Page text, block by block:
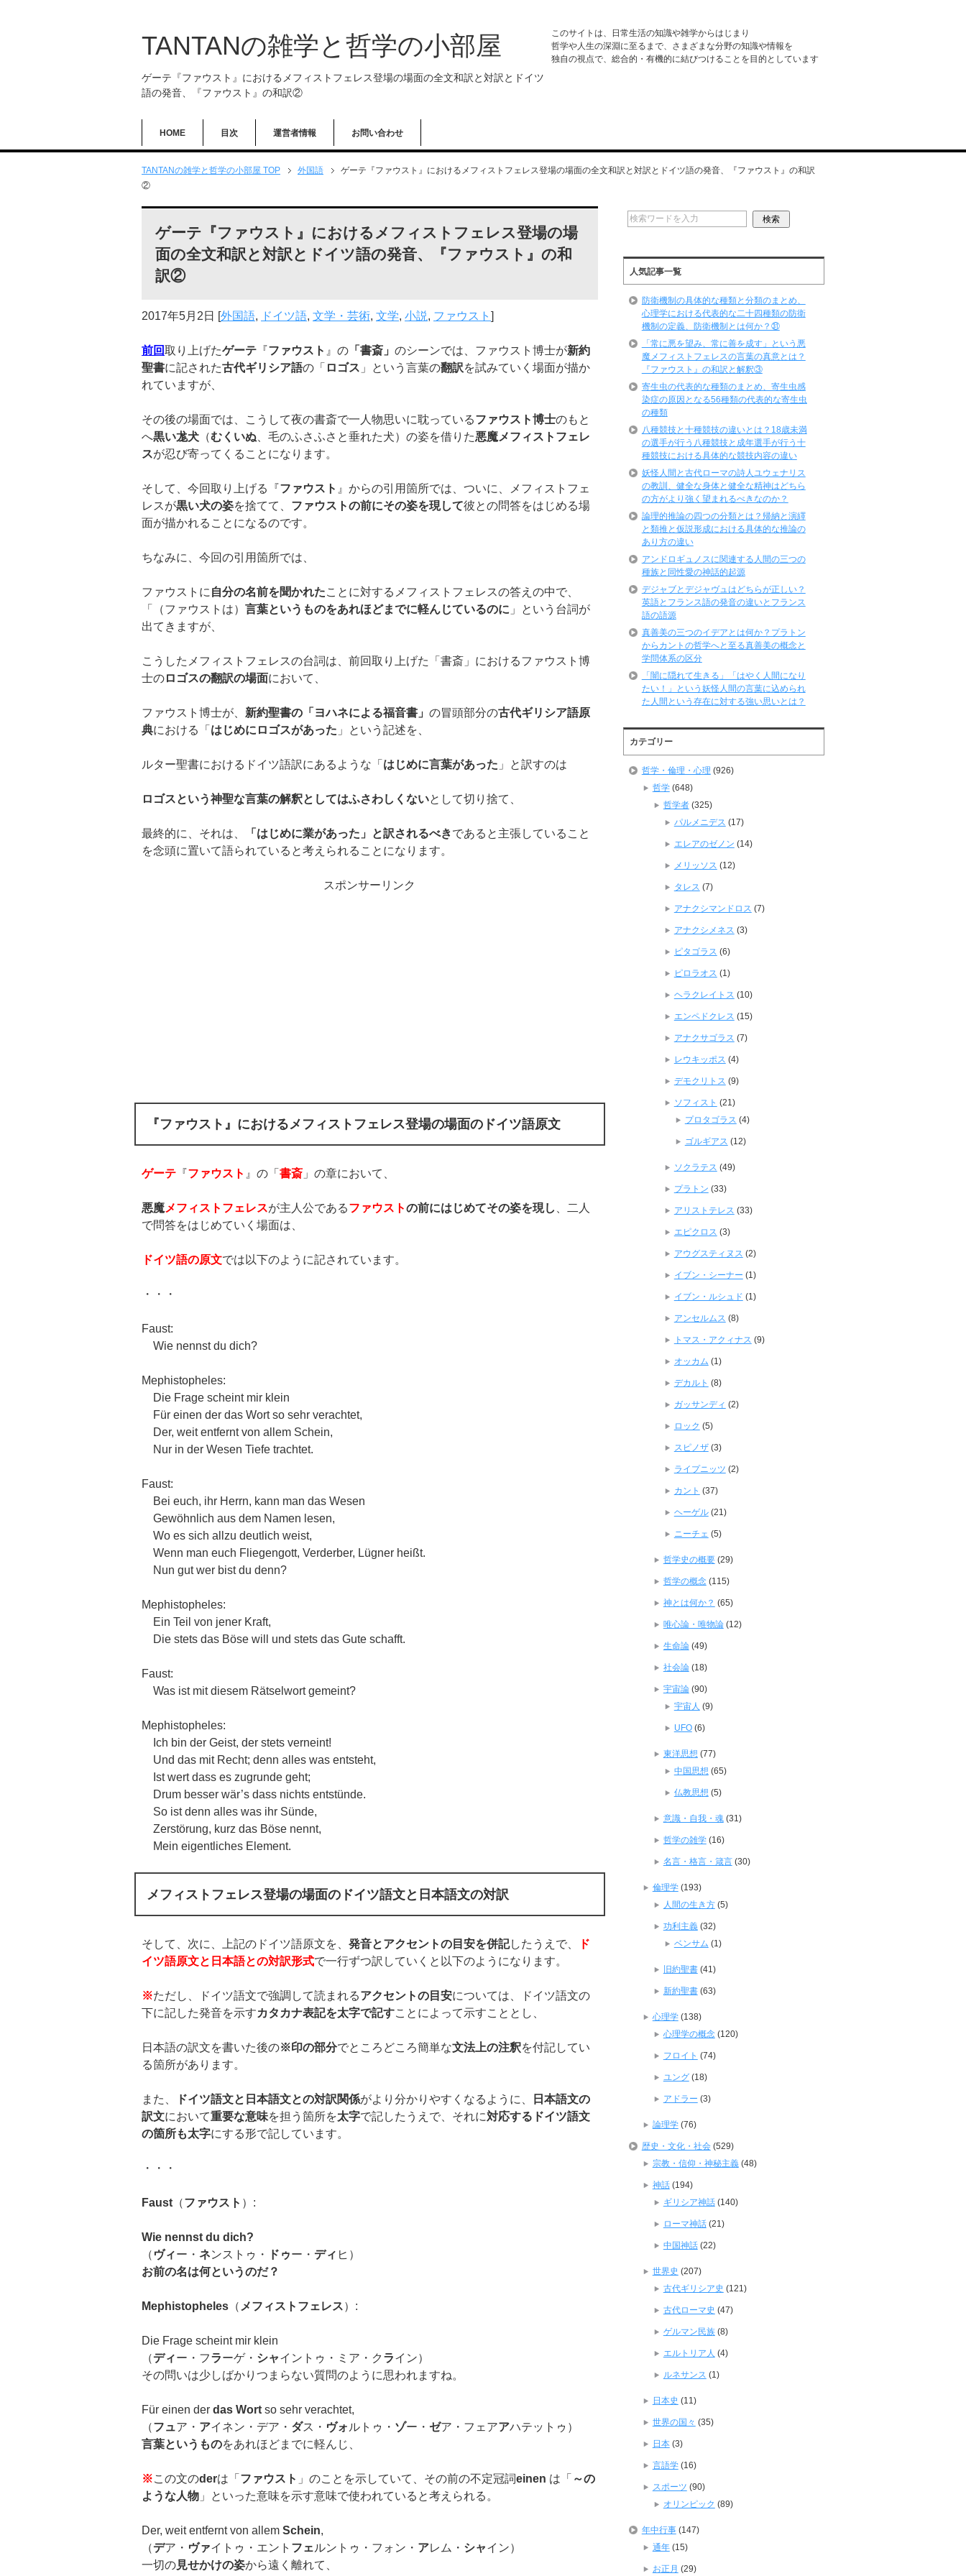
TANTANの雑学と哲学の小部屋
ゲーテ『ファウスト』におけるメフィストフェレス登場の場面の全文和訳と対訳とドイツ
語の発音、『ファウスト』の和訳②
このサイトは、日常生活の知識や雑学からはじまり
哲学や人生の深淵に至るまで、さまざまな分野の知識や情報を
独自の視点で、総合的・有機的に結びつけることを目的としています
HOME 目次 運営者情報 お問い合わせ
TANTANの雑学と哲学の小部屋 TOP 外国語
ゲーテ『ファウスト』におけるメフィストフェレス登場の場面の全文和訳と対訳とドイツ語の発音、『ファウスト』の和訳
②
ゲーテ『ファウスト』におけるメフィストフェレス登場の場
面の全文和訳と対訳とドイツ語の発音、『ファウスト』の和
訳②
2017年5月2日 [外国語, ドイツ語, 文学・芸術, 文学, 小説, ファウスト ]
前回取り上げたゲーテ 『ファウスト 』の 「書斎」 のシーンでは、ファウスト博士が新約
聖書に記された古代ギリシア語の「 ロゴス 」という言葉の翻訳を試みていく場面が描か
れていますが、
その後の場面では、こうして夜の書斎で一人物思いに耽っているファウスト博士のもと
へ黒い尨犬 （むくいぬ 、毛のふさふさと垂れた犬）の姿を借りた悪魔メフィストフェレ
スが忍び寄ってくることになります。
そして、今回取り上げる『ファウスト 』からの引用箇所では、ついに、メフィストフェ
レスが黒い犬の姿を捨てて、 ファウストの前にその姿を現して彼との問答をはじめる場
面が描かれることになるのです。
ちなみに、今回の引用箇所では、
ファウストに 自分の名前を聞かれたことに対するメフィストフェレスの答えの中で、
「（ファウストは） 言葉というものをあれほどまでに軽んじているのに 」という台詞が
出てきますが、
こうしたメフィストフェレスの台詞は、前回取り上げた「書斎」におけるファウスト博
士のロゴスの翻訳の場面において、
ファウスト博士が、 新約聖書の「 ヨハネによる福音書」 の冒頭部分の古代ギリシア語原
典における「 はじめにロゴスがあった 」という記述を、
ルター聖書におけるドイツ語訳にあるような「 はじめに言葉があった 」と訳すのは
ロゴスという神聖な言葉の解釈としてはふさわしくないとして切り捨て、
最終的に、それは、 「はじめに業があった」と訳されるべきであると主張していること
を念頭に置いて語られていると考えられることになります。
スポンサーリンク
『ファウスト』におけるメフィストフェレス登場の場面のドイツ語原文
ゲーテ 『ファウスト 』の「 書斎 」の章において、
悪魔メフィストフェレスが主人公であるファウストの前にはじめてその姿を現し
、二人
で問答をはじめていく場面は、
ドイツ語の原文では以下のように記されています。
・・・
Faust:
Wie nennst du dich?
Mephistopheles:
Die Frage scheint mir klein
Für einen der das Wort so sehr verachtet,
Der, weit entfernt von allem Schein,
Nur in der Wesen Tiefe trachtet.
Faust:
Bei euch, ihr Herrn, kann man das Wesen
Gewöhnlich aus dem Namen lesen,
Wo es sich allzu deutlich weist,
Wenn man euch Fliegengott, Verderber, Lügner heißt.
Nun gut wer bist du denn?
Mephistopheles:
Ein Teil von jener Kraft,
Die stets das Böse will und stets das Gute schafft.
Faust:
Was ist mit diesem Rätselwort gemeint?
Mephistopheles:
Ich bin der Geist, der stets verneint!
Und das mit Recht; denn alles was entsteht,
Ist wert dass es zugrunde geht;
Drum besser wär’s dass nichts entstünde.
So ist denn alles was ihr Sünde,
Zerstörung, kurz das Böse nennt,
Mein eigentliches Element.
メフィストフェレス登場の場面のドイツ語文と日本語文の対訳
そして、次に、上記のドイツ語原文を、 発音とアクセントの目安を併記したうえで、
ド
イツ語原文と日本語との対訳形式で一行ずつ訳していくと以下のようになります。
※ただし、ドイツ語文で強調して読まれるアクセントの目安については、ドイツ語文の
下に記した発音を示すカタカナ表記を太字で記すことによって示すこととし、
日本語の訳文を書いた後の※印の部分でところどころ簡単な文法上の注釈を付記してい
る箇所があります。
また、 ドイツ語文と日本語文との対訳関係がより分かりやすくなるように、
日本語文の
訳文において重要な意味を担う箇所を太字で記したうえで、それに対応するドイツ語文
の箇所も太字にする形で記しています。
・・・
Faust （ファウスト ）:
Wie nennst du dich?
（ ヴィー・ ネンストゥ・ ドゥー・ ディ ヒ）
お前の名は何というのだ？
Mephistopheles （ メフィストフェレス）:
Die Frage scheint mir klein
（ディー・フラーゲ・ シャイントゥ・ミア・ク ライン）
その問いは少しばかりつまらない質問のように思われますね。
Für einen der das Wort so sehr verachtet,
（フュア・ アイネン・デア・ ダス・ ヴォ ルトゥ・ ゾー・ ゼア・フェアアハテットゥ）
言葉というものをあれほどまでに軽んじ、
※この文のderは「 ファウスト 」のことを示していて、その前の不定冠詞einen は「 ～の
ような人物 」といった意味を示す意味で使われていると考えられる。
Der, weit entfernt von allem Schein,
（デア・ ヴァイトゥ・エント フェルントゥ・フォン・ アレム・ シャイン）
一切の見せかけの姿から遠く離れて、
人気記事一覧
防衛機制の具体的な種類と分類のまとめ、
心理学における代表的な二十四種類の防衛
機制の定義、防衛機制とは何か？㉛
「常に悪を望み、常に善を成す」という悪
魔メフィストフェレスの言葉の真意とは？
『ファウスト』の和訳と解釈③
寄生虫の代表的な種類のまとめ、寄生虫感
染症の原因となる56種類の代表的な寄生虫
の種類
八種競技と十種競技の違いとは？18歳未満
の選手が行う八種競技と成年選手が行う十
種競技における具体的な競技内容の違い
妖怪人間と古代ローマの詩人ユウェナリス
の教訓、健全な身体と健全な精神はどちら
の方がより強く望まれるべきなのか？
論理的推論の四つの分類とは？帰納と演繹
と類推と仮説形成における具体的な推論の
あり方の違い
アンドロギュノスに関連する人間の三つの
種族と同性愛の神話的起源
デジャブとデジャヴュはどちらが正しい？
英語とフランス語の発音の違いとフランス
語の語源
真善美の三つのイデアとは何か？プラトン
からカントの哲学へと至る真善美の概念と
学問体系の区分
「闇に隠れて生きる」「はやく人間になり
たい！」という妖怪人間の言葉に込められ
た人間という存在に対する強い思いとは？
カテゴリー
哲学・倫理・心理 (926)
哲学(648)
哲学者(325)
パルメニデス (17)
エレアのゼノン (14)
メリッソス (12)
タレス (7)
アナクシマンドロス (7)
アナクシメネス (3)
ピタゴラス (6)
ピロラオス (1)
ヘラクレイトス (10)
エンペドクレス (15)
アナクサゴラス (7)
レウキッポス (4)
デモクリトス (9)
ソフィスト (21)
プロタゴラス (4)
ゴルギアス (12)
ソクラテス (49)
プラトン (33)
アリストテレス (33)
エピクロス (3)
アウグスティヌス (2)
イブン・シーナー (1)
イブン・ルシュド (1)
アンセルムス (8)
トマス・アクィナス (9)
オッカム (1)
デカルト (8)
ガッサンディ (2)
ロック (5)
スピノザ(3)
ライプニッツ (2)
カント (37)
ヘーゲル(21)
ニーチェ (5)
哲学史の概要(29)
哲学の概念(115)
神とは何か？ (65)
唯心論・唯物論(12)
生命論(49)
社会論(18)
宇宙論(90)
宇宙人 (9)
UFO(6)
東洋思想 (77)
中国思想 (65)
仏教思想 (5)
意識・自我・魂(31)
哲学の雑学(16)
名言・格言・箴言(30)
倫理学(193)
人間の生き方(5)
功利主義(32)
ベンサム (1)
旧約聖書(41)
新約聖書(63)
心理学(138)
心理学の概念(120)
フロイト (74)
ユング(18)
アドラー (3)
論理学(76)
歴史・文化・社会(529)
宗教・信仰・神秘主義(48)
神話(194)
ギリシア神話(140)
ローマ神話(21)
中国神話(22)
世界史 (207)
古代ギリシア史 (121)
古代ローマ史 (47)
ゲルマン民族(8)
エルトリア人 (4)
ルネサンス (1)
日本史 (11)
世界の国々 (35)
日本(3)
言語学(16)
スポーツ (90)
オリンピック (89)
年中行事(147)
通年(15)
お正月 (29)